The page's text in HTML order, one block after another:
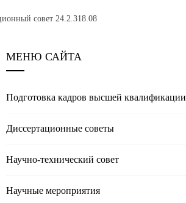
совет 24.2.318.08
МЕНЮ САЙТА
Подготовка кадров высшей квалификации
Диссертационные советы
Научно-технический совет
Научные мероприятия